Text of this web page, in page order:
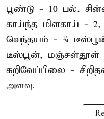
பூண்டு - 10 பல்,
காய்ந்த மிளகாய் -
வெந்தயம் - ¼
டீஸ்பூன், மஞ்சள்தூள்
கறிவேப்பிலை -
அளவு.